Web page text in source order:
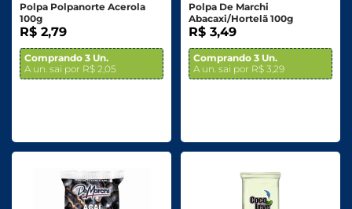
Polpa Polpanorte Acerola
100g
R$ 2,79
Comprando 3 Un.
A un. sai por R$ 2,05
Polpa De Marchi
Abacaxi/Hortelã 100g
R$ 3,49
Comprando 3 Un.
A un. sai por R$ 3,29